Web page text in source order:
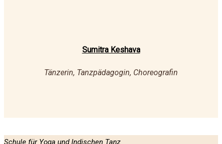
Sumitra Keshava
Tänzerin, Tanzpädagogin, Choreografin
Schule für Yoga und Indischen Tanz